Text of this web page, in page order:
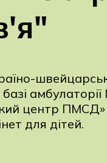
базі
центр ПМСД»
для дітей.